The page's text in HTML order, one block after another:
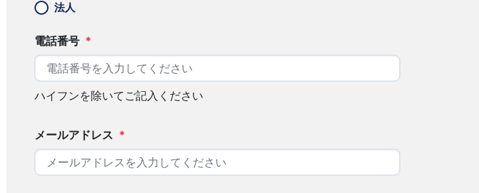
法人
電話番号 *
ハイフンを除いてご記入ください
メールアドレス *